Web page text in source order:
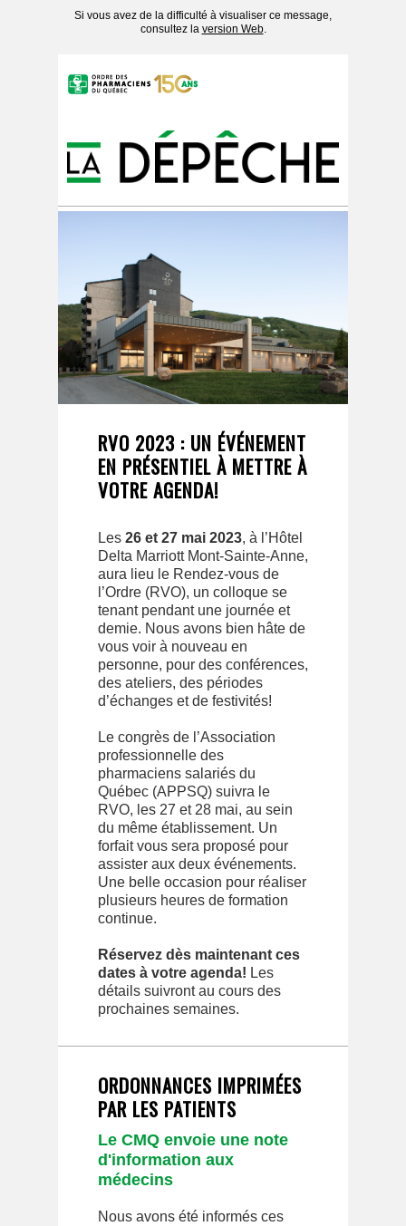
Si vous avez de la difficulté à visualiser ce message,
consultez la version Web.
RVO 2023 : UN ÉVÉNEMENT
EN PRÉSENTIEL À METTRE À
VOTRE AGENDA!
Les 26 et 27 mai 2023, à l’Hôtel
Delta Marriott Mont-Sainte-Anne,
aura lieu le Rendez-vous de
l’Ordre (RVO), un colloque se
tenant pendant une journée et
demie. Nous avons bien hâte de
vous voir à nouveau en
personne, pour des conférences,
des ateliers, des périodes
d’échanges et de festivités!
Le congrès de l’Association
professionnelle des
pharmaciens salariés du
Québec (APPSQ) suivra le
RVO, les 27 et 28 mai, au sein
du même établissement. Un
forfait vous sera proposé pour
assister aux deux événements.
Une belle occasion pour réaliser
plusieurs heures de formation
continue.
Réservez dès maintenant ces
dates à votre agenda! Les
détails suivront au cours des
prochaines semaines.
ORDONNANCES IMPRIMÉES
PAR LES PATIENTS
Le CMQ envoie une note
d'information aux
médecins
Nous avons été informés ces